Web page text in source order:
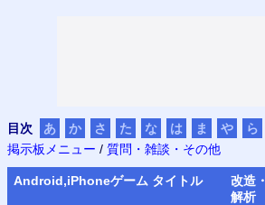
目次 あ か さ た な は ま や ら
掲示板メニュー / 質問・雑談・その他
Android,iPhoneゲーム タイトル
改造・
解析